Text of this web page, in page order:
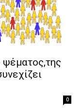
ψέματος,της
0